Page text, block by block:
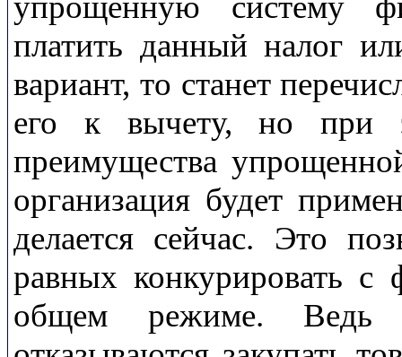
платить данный налог
вариант, то станет
его к вычету, но при
преимущества
организация будет
делается сейчас. Это
равных конкурировать с
общем режиме. Ведь